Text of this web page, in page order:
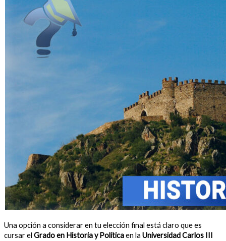
Una opción a considerar en tu elección final está claro que es
cursar el Grado en Historia y Políticaen la Universidad Carlos III